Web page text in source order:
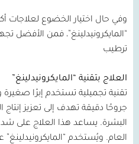
وفي حال اختيار الخضوع لعلاجات
“المايكرونيدلينغ”، فمن الأفضل
ترطيب
العلاج بتقنية “المايكرونيدلينغ”
تقنية تجميلية تستخدم إبرًا
جروحًا دقيقة تهدف إلى تعزيز
البشرة. يساعد هذا العلاج على
العام. ويُستخدم